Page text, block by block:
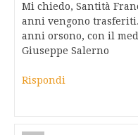
Mi chiedo, Santità
anni vengono
anni orsono, con il
Giuseppe Salerno
Rispondi